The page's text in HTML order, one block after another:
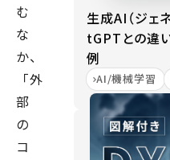
む
な
か、
「外
部
の
コ
生成AI（ジェ
tGPTとの違
例
AI/機械学習